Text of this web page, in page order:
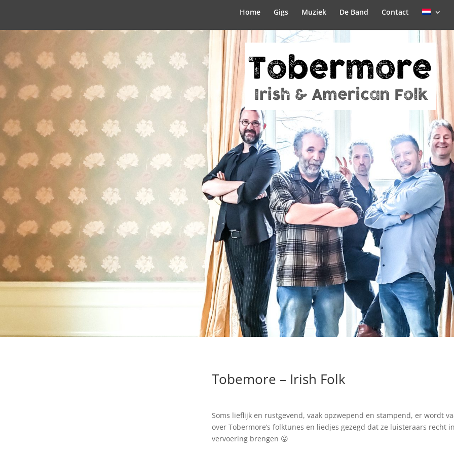
Home Gigs Muziek De Band Contact
Tobemore – Irish Folk
Soms lieflijk en rustgevend, vaak opzwepend en stampend, er wordt
over Tobermore’s folktunes en liedjes gezegd dat ze luisteraars recht
vervoering brengen 😛